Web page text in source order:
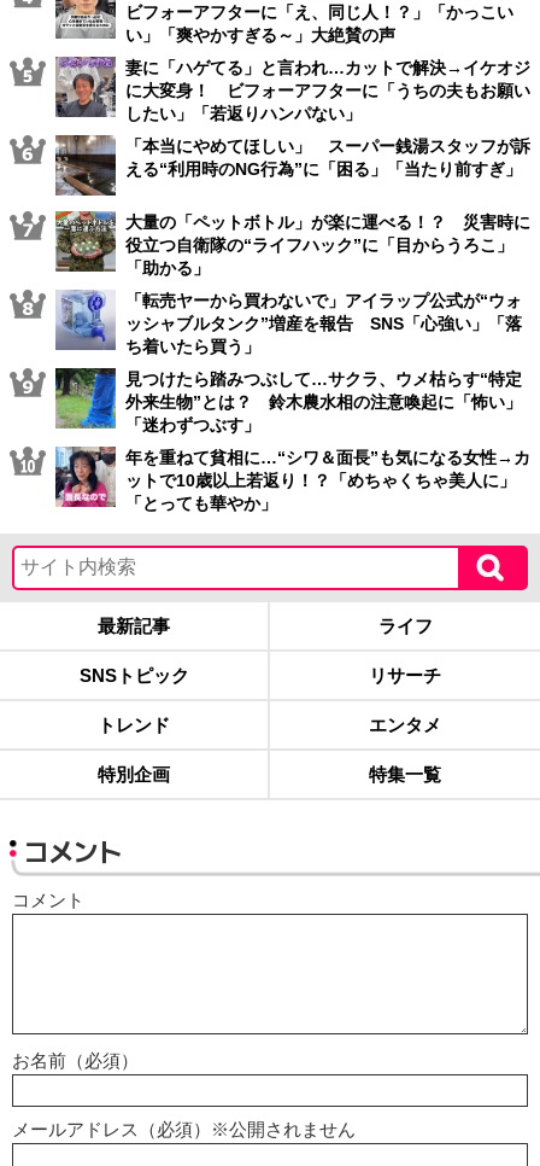
ビフォーアフターに「え、同じ人！？」「かっこい
い」「爽やかすぎる～」大絶賛の声
妻に「ハゲてる」と言われ…カットで解決→イケオジ
に大変身！ ビフォーアフターに「うちの夫もお願い
したい」「若返りハンパない」
「本当にやめてほしい」 スーパー銭湯スタッフが訴
える“利用時のNG行為”に「困る」「当たり前すぎ」
大量の「ペットボトル」が楽に運べる！？ 災害時に
役立つ自衛隊の“ライフハック”に「目からうろこ」
「助かる」
「転売ヤーから買わないで」アイラップ公式が“ウォ
ッシャブルタンク”増産を報告 SNS「心強い」「落
ち着いたら買う」
見つけたら踏みつぶして…サクラ、ウメ枯らす“特定
外来生物”とは？ 鈴木農水相の注意喚起に「怖い」
「迷わずつぶす」
年を重ねて貧相に…“シワ＆面長”も気になる女性→カ
ットで10歳以上若返り！？「めちゃくちゃ美人に」
「とっても華やか」
最新記事 ライフ
SNSトピック リサーチ
トレンド エンタメ
特別企画 特集一覧
コメント
コメント
お名前（必須）
メールアドレス（必須）※公開されません